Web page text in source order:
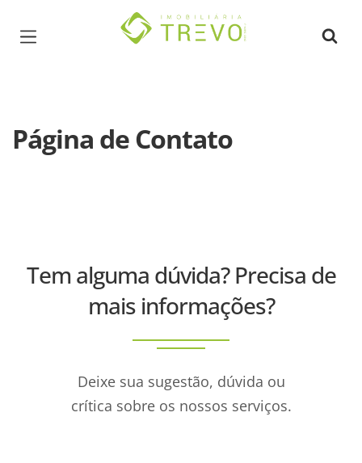
Página inicial
Página de Contato
Tem alguma dúvida? Precisa de
mais informações?
Deixe sua sugestão, dúvida ou
crítica sobre os nossos serviços.